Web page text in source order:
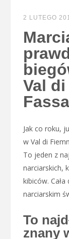
2 LUTEGO
Val
Fassa
Jak co roku,
w Val di
To jeden z
narciarskich,
kibiców.
narciarskim
To
znany